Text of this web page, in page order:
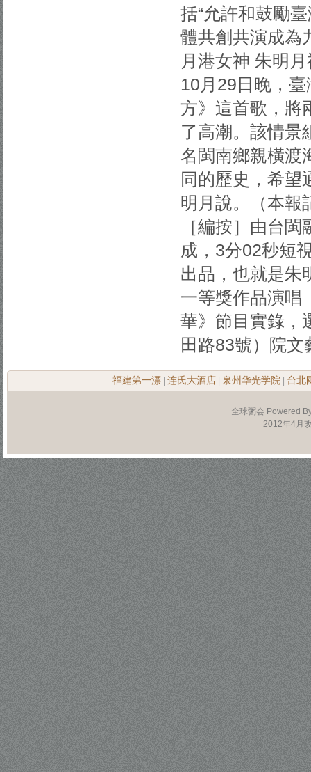
括“允許和鼓勵
體共創共演成為
月港女神 朱明
10月29日晚，
方》這首歌，將
了高潮。該情景
名閩南鄉親橫渡
同的歷史，希望
明月說。（本報
［編按］由台
成，3分02秒短
出品，也就是朱
一等獎作品演唱
華》節目實錄，
田路83號）院文
福建第一漂 连氏大酒店 泉州华光学院 台北
全球粥会 Powered
2012年4月